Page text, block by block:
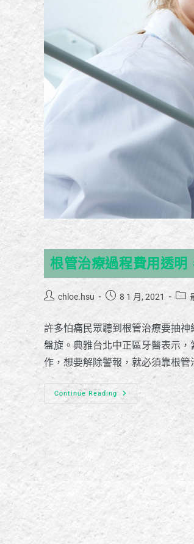
根管治療過程費用透明
chloe.hsu 8 1 月, 2021
許多怕痛民眾聽到根管治療要抽
盤旋。典雅台北中正區牙醫表示
作，想要解除警報，就必須靠根
Continue Reading